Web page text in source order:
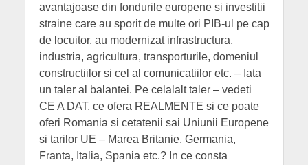
avantajoase din fondurile europene si investitii
straine care au sporit de multe ori PIB-ul pe cap
de locuitor, au modernizat infrastructura,
industria, agricultura, transporturile, domeniul
constructiilor si cel al comunicatiilor etc. – Iata
un taler al balantei. Pe celalalt taler – vedeti
CE A DAT, ce ofera REALMENTE si ce poate
oferi Romania si cetatenii sai Uniunii Europene
si tarilor UE – Marea Britanie, Germania,
Franta, Italia, Spania etc.? In ce consta